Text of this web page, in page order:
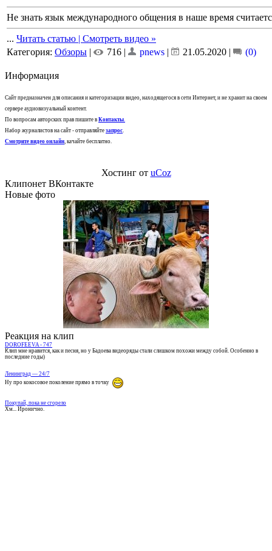
Не знать язык международного общения в наше время
... Читать статью | Смотреть видео »
Категория: Обзоры | 716 | pnews | 21.05.2020 | (0)
Информация
Сайт предназначен для описания и категоризации видео, находящегося в сети Интернет, и не хранит на своем
сервере аудиовизуальный контент.
По вопросам авторских прав пишите в Контакты.
Набор журналистов на сайт - отправляйте запрос.
Смотрите видео онлайн, качайте бесплатно.
Хостинг от uCoz
Клипонет ВКонтакте
Новые фото
Реакция на клип
DOROFEEVA - 747
Клип мне нравится, как и песня, но у Бадоева видеоряды стали слишком похожи между собой. Особенно в
последние годы)
Ленинград — 24/7
Ну про кокосовое поколение прямо в точку
Покупай, пока не сгорело
Хм... Иронично.